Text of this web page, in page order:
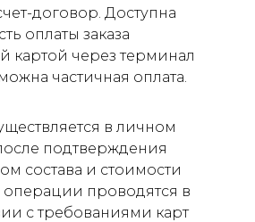
договор. Доступна
оплаты заказа
картой через терминал
частичная оплата.
в личном
подтверждения
состава и стоимости
операции проводятся в
с требованиями карт